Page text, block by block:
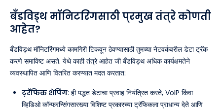
बँडविड्थ मॉनिटरिंगसाठी प्रमुख तंत्रे कोणती
आहेत?
बँडविड्थ मॉनिटरिंगमध्ये कामगिरी टिकवून ठेवण्यासाठी तुमच्या नेटवर्कवरील डेटा ट्रॅक
करणे समाविष्ट असते. येथे काही तंत्रे आहेत जी बँडविड्थ अधिक कार्यक्षमतेने
व्यवस्थापित आणि वितरित करण्यात मदत करतात:
ट्रॅफिक शेपिंग: ही पद्धत डेटाचा प्रवाह नियंत्रित करते, VoIP किंवा
व्हिडिओ कॉन्फरन्सिंगसारख्या विशिष्ट प्रकारच्या ट्रॅफिकला प्राधान्य देते आणि